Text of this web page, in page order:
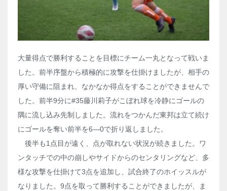
大量得点で勝利することを目標にチーム一丸となって戦いま
した。前半序盤から積極的に攻撃を仕掛けましたが、相手の
厚い守備に阻まれ、なかなか得点をすることができませんで
した。前半9分に#35藤川莉子がこぼれ球を冷静にゴールの
隅に流し込み先制しました。流れをつかんだ東邦は立て続け
にゴールを奪い前半を6―0で折り返しました。
後半も1点目が遠く、点が取れない状況が続きました。ワ
ンタッチでの中の崩しやサイドからのセンタリングなど、多
様な攻撃を仕掛けて3点を追加し、試合終了のホイッスルが
なりました。9点を取って勝利することができましたが、ま